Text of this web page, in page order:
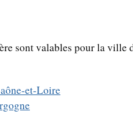
sont valables pour la ville
et-Loire